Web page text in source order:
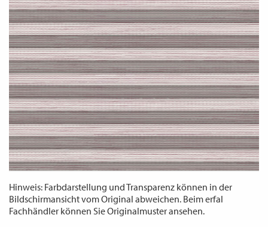
WECHSELN
DE
Hinweis: Farbdarstellung und Transparenz können in der
Bildschirmansicht vom Original abweichen. Beim erfal
Fachhändler können Sie Originalmuster ansehen.